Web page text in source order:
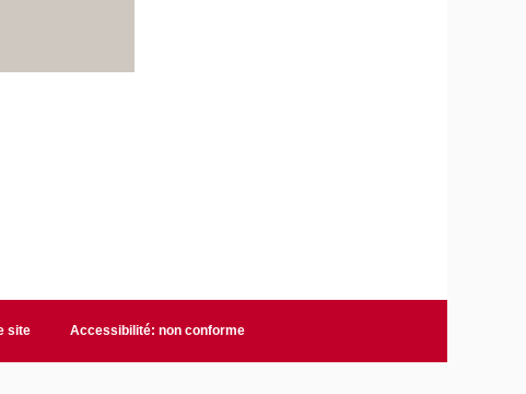
site Accessibilité: non conforme